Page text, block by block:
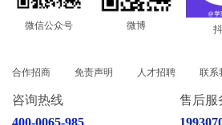
微信公众号 微博
合作招商 免责声明 人才招聘 联系
咨询热线
400-0065-985
售后服